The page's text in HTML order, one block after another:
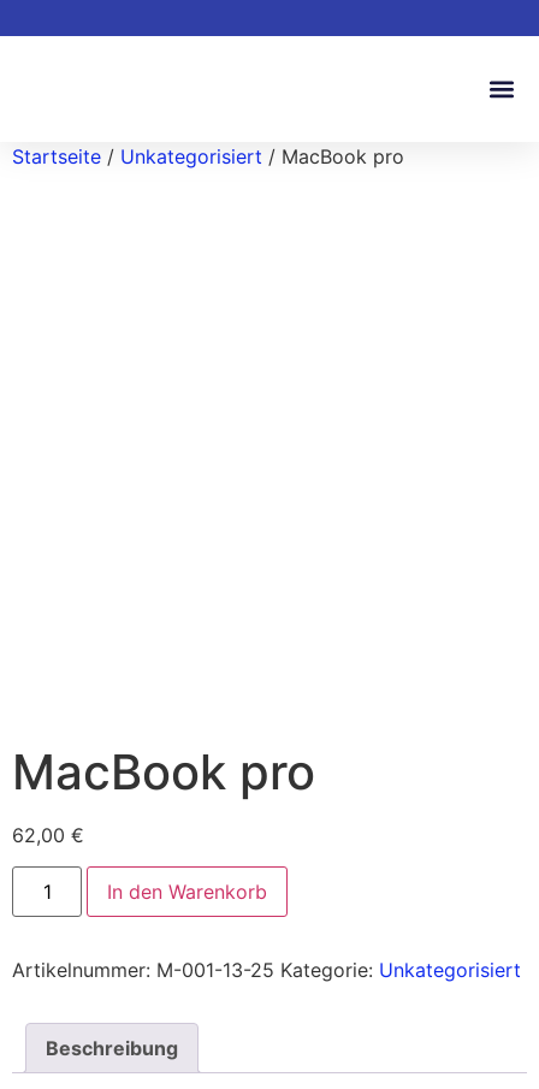
Startseite / Unkategorisiert / MacBook pro
MacBook pro
62,00 €
In den Warenkorb
Artikelnummer: M-001-13-25 Kategorie: Unkategorisiert
Beschreibung